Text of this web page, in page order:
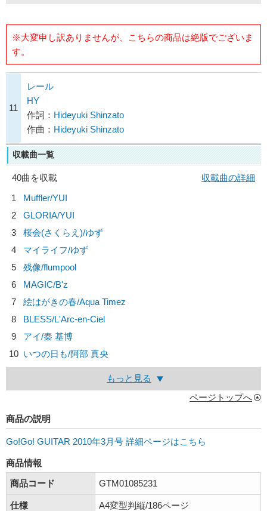
※大変申し訳ありませんが、こちらの商品は絶版でございま
す。
11
レール
HY
作詞： Hideyuki Shinzato
作曲： Hideyuki Shinzato
収載曲一覧
40曲を収載
収載曲の詳細
1
Muffler/YUI
2
GLORIA/YUI
3
桜会(さくらえ)/ゆず
4
マイライフ/ゆず
5
残像/flumpool
6
MAGIC/B'z
7
絵はがきの春/Aqua Timez
8
BLESS/L'Arc-en-Ciel
9
アイ/秦 基博
10 いつの日も/阿部 真央
もっと見る
ページトップへ
商品の説明
Go!Go! GUITAR 2010年3月号 詳細ページはこちら
商品情報
商品コード
GTM01085231
仕様 A4変型判縦/186ページ